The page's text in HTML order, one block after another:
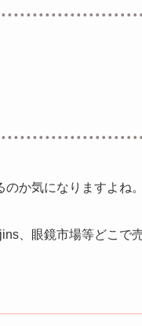
か気になりますよね。
、眼鏡市場等どこで